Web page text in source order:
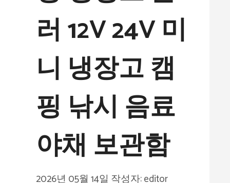
러 12V 24V 미
니 냉장고 캠
핑 낚시 음료
야채 보관함
2026년 05월 14일 작성자:editor